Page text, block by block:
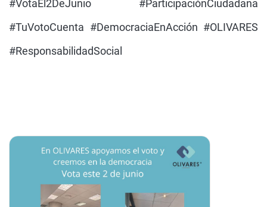
#VotaEl2DeJunio #ParticipaciónCiudadana
#TuVotoCuenta #DemocraciaEnAcción #OLIVARES
#ResponsabilidadSocial